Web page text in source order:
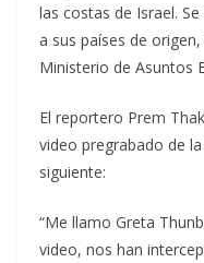
las costas de Israel.
a sus países de
Ministerio de Asuntos
El reportero Prem
video pregrabado de
siguiente:
“Me llamo Greta
video, nos han